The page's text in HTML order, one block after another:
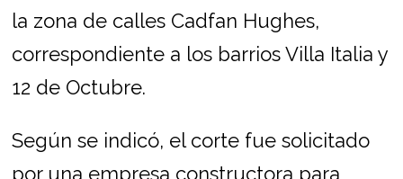
la zona de calles Cadfan Hughes,
correspondiente a los barrios Villa Italia y
12 de Octubre.
Según se indicó, el corte fue solicitado
por una empresa constructora para